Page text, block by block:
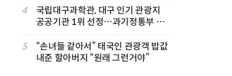
4
국립대구과학관, 대구 인기 관광지
공공기관 1위 선정…과기정통부 기
겹경사
5
“손녀들 같아서” 태국인 관광객 밥값
내준 할아버지 “원래 그런거야”